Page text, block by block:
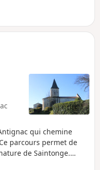
dont le château de
qui chemine
parcours permet de
de Saintonge.